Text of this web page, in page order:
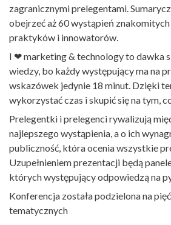
zagranicznymi prelegentami.
obejrzeć aż 60 wystąpień
praktyków i innowatorów.
I ❤ marketing & technology to dawka
wiedzy, bo każdy występujący ma na
wskazówek jedynie 18 minut. Dzięki
wykorzystać czas i skupić się na tym,
Prelegentki i prelegenci rywalizują
najlepszego wystąpienia, a o ich
publiczność, która ocenia wszystkie
Uzupełnieniem prezentacji będą
których występujący odpowiedzą na
Konferencja została podzielona na
tematycznych